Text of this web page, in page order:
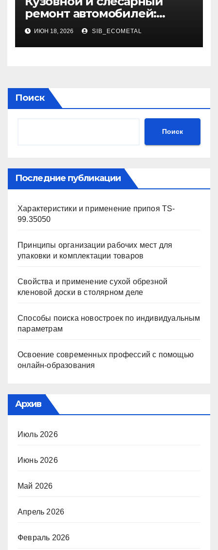
ремонт автомобилей:
использование
оригинальных запчастей и
сроки выполнения
ИЮН 18, 2026 SIB_ECOMETAL
Поиск
Поиск
Последние публикации
Характеристики и применение припоя TS-
99.35050
Принципы организации рабочих мест для
упаковки и комплектации товаров
Свойства и применение сухой обрезной
кленовой доски в столярном деле
Способы поиска новостроек по индивидуальным
параметрам
Освоение современных профессий с помощью
онлайн-образования
Архив
Июль 2026
Июнь 2026
Май 2026
Апрель 2026
Февраль 2026